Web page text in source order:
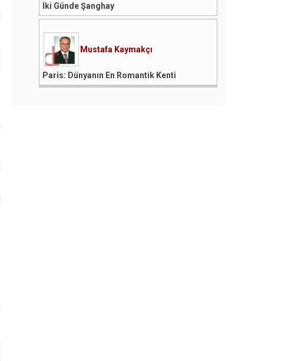
İki Günde Şanghay
Mustafa Kaymakçı
Paris: Dünyanın En Romantik Kenti